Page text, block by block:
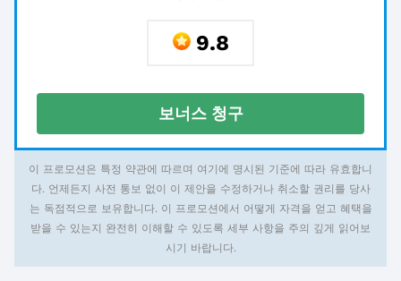
9.8
보너스 청구
이 프로모션은 특정 약관에 따르며 여기에 명시된 기준에 따라 유효합니
다. 언제든지 사전 통보 없이 이 제안을 수정하거나 취소할 권리를 당사
는 독점적으로 보유합니다. 이 프로모션에서 어떻게 자격을 얻고 혜택을
받을 수 있는지 완전히 이해할 수 있도록 세부 사항을 주의 깊게 읽어보
시기 바랍니다.